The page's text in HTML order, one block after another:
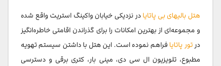
هتل بالیهای بی پاتایا در نزدیکی خیابان واکینگ استریت واقع شده
و مجموعه‌ای از بهترین امکانات را برای گذراندن اقامتی خاطره‌انگیز
در تور پاتایافراهم نموده است. این هتل با داشتن سیستم تهویه
مطبوع، تلویزیون ال سی دی، مینی بار، کتری برقی و دسترسی